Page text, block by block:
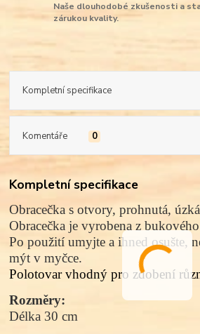
Naše dlouhodobé zkušenosti a
zárukou kvality.
Kompletní specifikace
Komentáře 0
Kompletní specifikace
Obracečka s otvory, prohnutá, úzká
Obracečka je vyrobena z
Po použití umyjte a ihned osušte,
mýt v myčce.
Polotovar vhodný pro zdobení
Rozměry:
Délka 30 cm